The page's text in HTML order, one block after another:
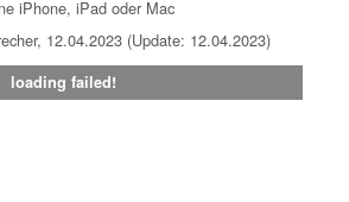
iPhone, iPad oder Mac
12.04.2023 (Update: 12.04.2023)
loading failed!